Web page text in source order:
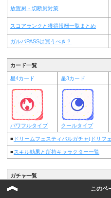
放置厨・切断厨対策
スコアランクと獲得報酬一覧まとめ
ガルパPASSは買うべき？
カード一覧
星4カード 星3カード
パワフルタイプ クールタイプ
■ ドリームフェスティバルガチャ(ドリフ
■スキル効果と所持キャラクター一覧
ガチャ一覧
このペ